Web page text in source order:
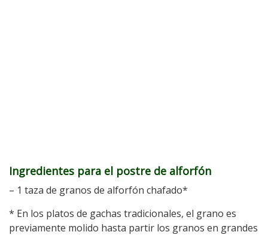
Ingredientes para el postre de alforfón
– 1 taza de granos de alforfón chafado*
* En los platos de gachas tradicionales, el grano es
previamente molido hasta partir los granos en grandes